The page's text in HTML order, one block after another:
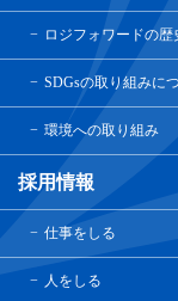
ロジフォワードの歴
SDGsの取り組みに
環境への取り組み
採用情報
仕事をしる
人をしる